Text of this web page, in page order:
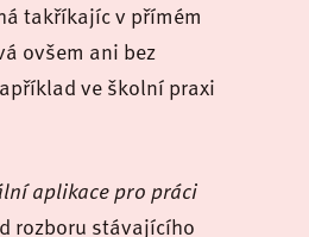
takříkajíc v přímém
ovšem ani bez
ve školní praxi
aplikace pro práci
rozboru stávajícího